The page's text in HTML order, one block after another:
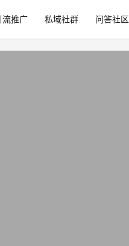
流推广 私域社群 问答社区